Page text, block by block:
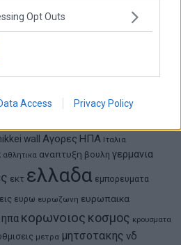
Opt Outs
Access Privacy Policy
ευρωπαϊκό ντέρμπι «αιωνίων»
wall Αγορες ΗΠΑ Ιταλια
αθλητικα αναπτυξη βουλη γερμανια
εκτ ελλαδα εμπορευματα
ευρω ευρωζωνη ευρωπαικα
ηπα κορωνοιος κοσμος κρουσματα
μετρα μητσοτακης νδ